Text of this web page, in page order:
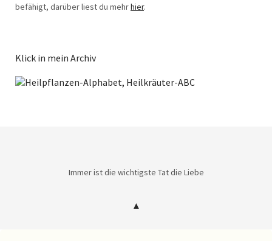
befähigt, darüber liest du mehrhier.
Klick in mein Archiv
Immer ist die wichtigste Tat die Liebe